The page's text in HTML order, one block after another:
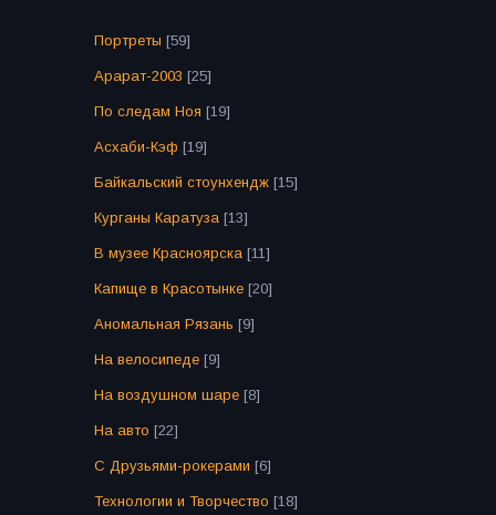
Портреты [59]
Арарат-2003 [25]
По следам Ноя [19]
Асхаби-Кэф [19]
Байкальский стоунхендж [15]
Курганы Каратуза [13]
В музее Красноярска [11]
Капище в Красотынке [20]
Аномальная Рязань [9]
На велосипеде [9]
На воздушном шаре [8]
На авто [22]
С Друзьями-рокерами [6]
Технологии и Творчество [18]